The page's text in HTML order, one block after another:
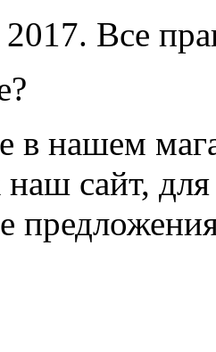
Все
нашем
наш сайт,